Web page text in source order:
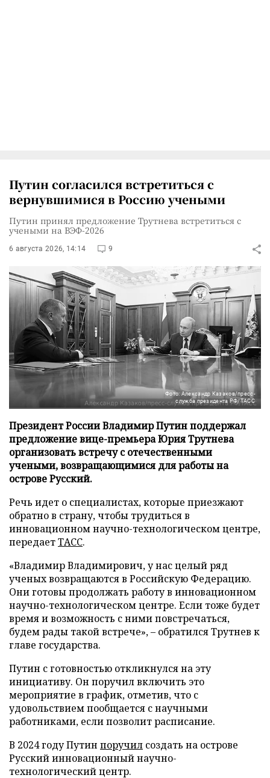
Путин согласился встретиться с
вернувшимися в Россию учеными
Путин принял предложение Трутнева встретиться с
учеными на ВЭФ-2026
6 августа 2026, 14:14 9
Фото: Александр Казаков/пресс-
служба президента РФ/ТАСС
Президент России Владимир Путин поддержал
предложение вице-премьера Юрия Трутнева
организовать встречу с отечественными
учеными, возвращающимися для работы на
острове Русский.
Речь идет о специалистах, которые приезжают
обратно в страну, чтобы трудиться в
инновационном научно-технологическом центре,
передаетТАСС.
«Владимир Владимирович, у нас целый ряд
ученых возвращаются в Российскую Федерацию.
Они готовы продолжать работу в инновационном
научно-технологическом центре. Если тоже будет
время и возможность с ними повстречаться,
будем рады такой встрече», – обратился Трутнев к
главе государства.
Путин с готовностью откликнулся на эту
инициативу. Он поручил включить это
мероприятие в график, отметив, что с
удовольствием пообщается с научными
работниками, если позволит расписание.
В 2024 году Путин поручил создать на острове
Русский инновационный научно-
технологический центр.